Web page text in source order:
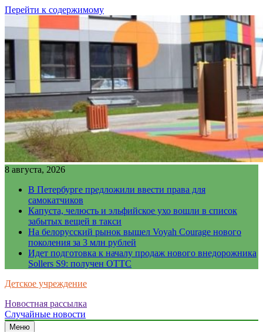
Перейти к содержимому
8 августа, 2026
В Петербурге предложили ввести права для
самокатчиков
Капуста, челюсть и эльфийское ухо вошли в список
забытых вещей в такси
На белорусский рынок вышел Voyah Courage нового
поколения за 3 млн рублей
Идет подготовка к началу продаж нового внедорожника
Sollers S9: получен ОТТС
Детское учреждение
Новостная рассылка
Случайные новости
Меню